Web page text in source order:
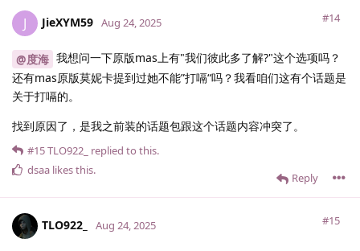
J JieXYM59 #14
Aug 24, 2025
@度海 我想问一下原版mas上有"我们彼此多了解?"这个选项吗？
还有mas原版莫妮卡提到过她不能”打嗝“吗？我看咱们这有个话题是
关于打嗝的。
找到原因了，是我之前装的话题包跟这个话题内容冲突了。
Reply
#15TLO922_ replied to this.
dsaa likes this.
TLO922_ #15
Aug 24, 2025